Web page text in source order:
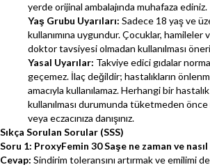
yerde orijinal ambalajında muhafaza ediniz.
Yaş Grubu Uyarıları: Sadece 18 yaş ve
kullanımına uygundur. Çocuklar, hamileler
doktor tavsiyesi olmadan kullanılması
Yasal Uyarılar: Takviye edici gıdalar
geçemez. İlaç değildir; hastalıkların
amacıyla kullanılamaz. Herhangi bir
kullanılması durumunda tüketmeden
veya eczacınıza danışınız.
Sıkça Sorulan Sorular (SSS)
Soru 1: ProxyFemin 30 Saşe ne zaman ve
Cevap: Sindirim toleransını artırmak ve emilimi